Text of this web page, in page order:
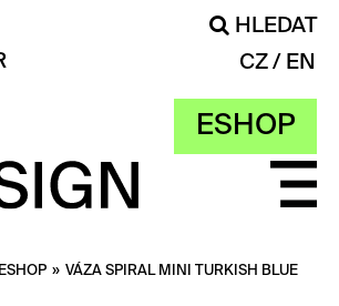
ESHOP
HLEDAT
CZ EN
ESHOP » VÁZA SPIRAL MINI TURKISH BLUE